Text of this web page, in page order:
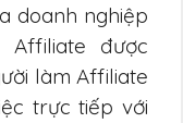
doanh nghiệp
được
làm Affiliate
trực tiếp với